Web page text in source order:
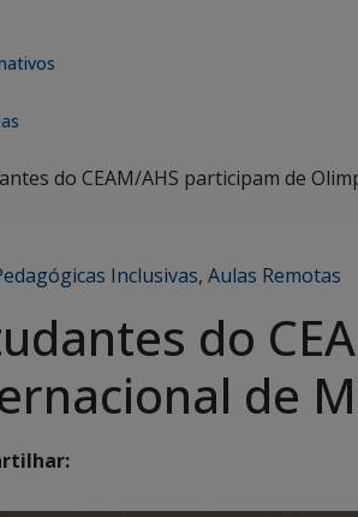
do CEAM/AHS participam de
Inclusivas, Aulas Remotas
do
de